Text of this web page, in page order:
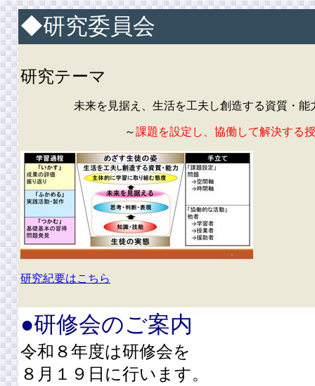
◆研究委員会
研究テーマ
未来を見据え、生活を工夫し創造する資質・
～課題を設定し、協働して解決する
研究紀要はこちら
●研修会のご案内
令和８年度は研修会を
８月１９日に行います。